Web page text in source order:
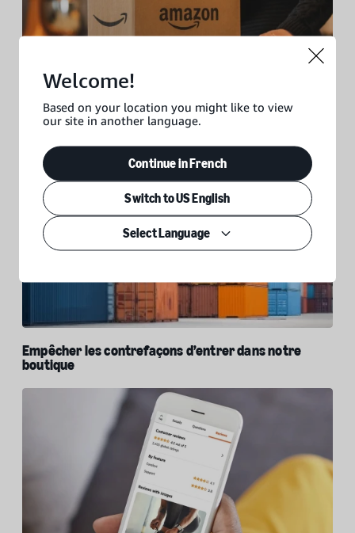
Prévention des produits dangereux dans notre
Empêcher les contrefaçons d’entrer dans notre
boutique
Welcome!
Based on your location you might like to view
our site in another language.
Continue in French
Switch to US English
Select Language